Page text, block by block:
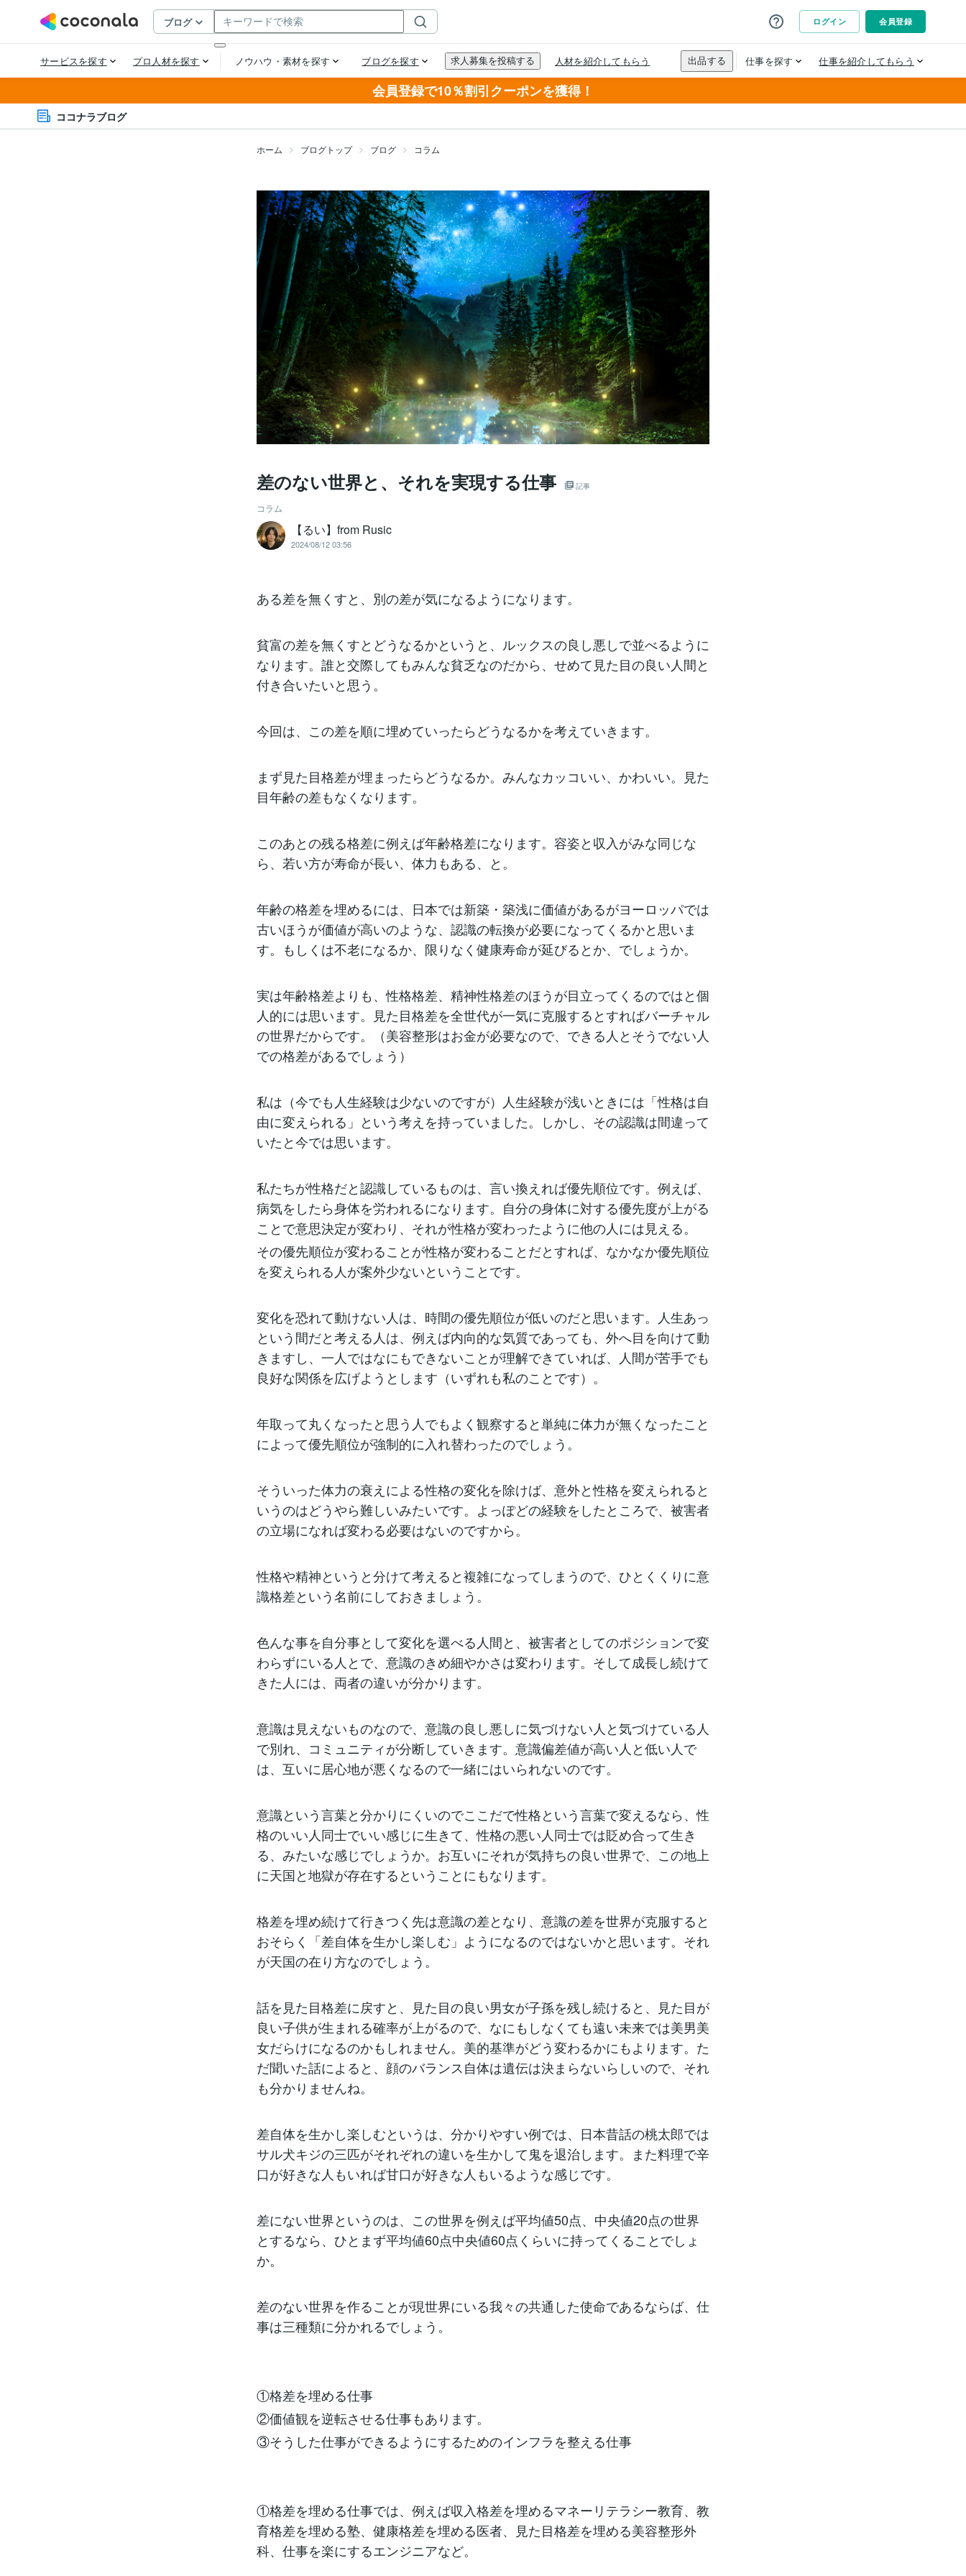
会員登録で10％割引クーポンを獲得！
ココナラブログ
ホーム ブログトップ ブログ コラム
差のない世界と、それを実現する仕事 記事
コラム
【るい】from Rusic
2024/08/12 03:56
ある差を無くすと、別の差が気になるようになります。
貧富の差を無くすとどうなるかというと、ルックスの良し悪しで並べるように
なります。誰と交際してもみんな貧乏なのだから、せめて見た目の良い人間と
付き合いたいと思う。
今回は、この差を順に埋めていったらどうなるかを考えていきます。
まず見た目格差が埋まったらどうなるか。みんなカッコいい、かわいい。見た
目年齢の差もなくなります。
このあとの残る格差に例えば年齢格差になります。容姿と収入がみな同じな
ら、若い方が寿命が長い、体力もある、と。
年齢の格差を埋めるには、日本では新築・築浅に価値があるがヨーロッパでは
古いほうが価値が高いのような、認識の転換が必要になってくるかと思いま
す。もしくは不老になるか、限りなく健康寿命が延びるとか、でしょうか。
実は年齢格差よりも、性格格差、精神性格差のほうが目立ってくるのではと個
人的には思います。見た目格差を全世代が一気に克服するとすればバーチャル
の世界だからです。（美容整形はお金が必要なので、できる人とそうでない人
での格差があるでしょう）
私は（今でも人生経験は少ないのですが）人生経験が浅いときには「性格は自
由に変えられる」という考えを持っていました。しかし、その認識は間違って
いたと今では思います。
私たちが性格だと認識しているものは、言い換えれば優先順位です。例えば、
病気をしたら身体を労われるになります。自分の身体に対する優先度が上がる
ことで意思決定が変わり、それが性格が変わったように他の人には見える。
その優先順位が変わることが性格が変わることだとすれば、なかなか優先順位
を変えられる人が案外少ないということです。
変化を恐れて動けない人は、時間の優先順位が低いのだと思います。人生あっ
という間だと考える人は、例えば内向的な気質であっても、外へ目を向けて動
きますし、一人ではなにもできないことが理解できていれば、人間が苦手でも
良好な関係を広げようとします（いずれも私のことです）。
年取って丸くなったと思う人でもよく観察すると単純に体力が無くなったこと
によって優先順位が強制的に入れ替わったのでしょう。
そういった体力の衰えによる性格の変化を除けば、意外と性格を変えられると
いうのはどうやら難しいみたいです。よっぽどの経験をしたところで、被害者
の立場になれば変わる必要はないのですから。
性格や精神というと分けて考えると複雑になってしまうので、ひとくくりに意
識格差という名前にしておきましょう。
色んな事を自分事として変化を選べる人間と、被害者としてのポジションで変
わらずにいる人とで、意識のきめ細やかさは変わります。そして成長し続けて
きた人には、両者の違いが分かります。
意識は見えないものなので、意識の良し悪しに気づけない人と気づけている人
で別れ、コミュニティが分断していきます。意識偏差値が高い人と低い人で
は、互いに居心地が悪くなるので一緒にはいられないのです。
意識という言葉と分かりにくいのでここだで性格という言葉で変えるなら、性
格のいい人同士でいい感じに生きて、性格の悪い人同士では貶め合って生き
る、みたいな感じでしょうか。お互いにそれが気持ちの良い世界で、この地上
に天国と地獄が存在するということにもなります。
格差を埋め続けて行きつく先は意識の差となり、意識の差を世界が克服すると
おそらく「差自体を生かし楽しむ」ようになるのではないかと思います。それ
が天国の在り方なのでしょう。
話を見た目格差に戻すと、見た目の良い男女が子孫を残し続けると、見た目が
良い子供が生まれる確率が上がるので、なにもしなくても遠い未来では美男美
女だらけになるのかもしれません。美的基準がどう変わるかにもよります。た
だ聞いた話によると、顔のバランス自体は遺伝は決まらないらしいので、それ
も分かりませんね。
差自体を生かし楽しむというは、分かりやすい例では、日本昔話の桃太郎では
サル犬キジの三匹がそれぞれの違いを生かして鬼を退治します。また料理で辛
口が好きな人もいれば甘口が好きな人もいるような感じです。
差にない世界というのは、この世界を例えば平均値50点、中央値20点の世界
とするなら、ひとまず平均値60点中央値60点くらいに持ってくることでしょ
か。
差のない世界を作ることが現世界にいる我々の共通した使命であるならば、仕
事は三種類に分かれるでしょう。
①格差を埋める仕事
②価値観を逆転させる仕事もあります。
③そうした仕事ができるようにするためのインフラを整える仕事
①格差を埋める仕事では、例えば収入格差を埋めるマネーリテラシー教育、教
育格差を埋める塾、健康格差を埋める医者、見た目格差を埋める美容整形外
科、仕事を楽にするエンジニアなど。